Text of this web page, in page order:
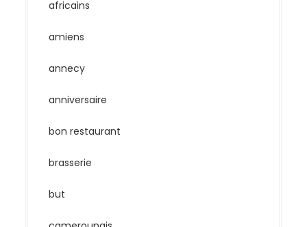
africains
amiens
annecy
anniversaire
bon restaurant
brasserie
but